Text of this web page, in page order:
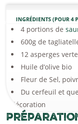
INGRÉDIENTS (POUR 4
4 portions de
600g de
12 asperges
Huile d’olive bio
Fleur de Sel,
Du cerfeuil et
décoration